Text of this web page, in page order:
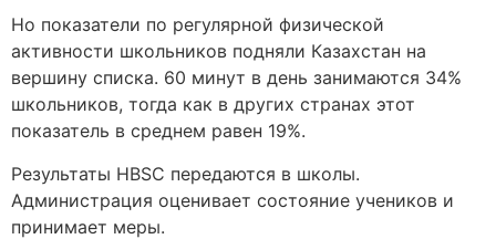
Но показатели по регулярной физической
активности школьников подняли Казахстан на
вершину списка. 60 минут в день занимаются 34%
школьников, тогда как в других странах этот
показатель в среднем равен 19%.
Результаты HBSC передаются в школы.
Администрация оценивает состояние учеников и
принимает меры.